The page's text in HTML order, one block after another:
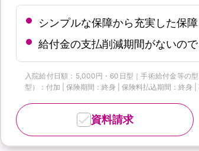
シンプルな保障から充実した保
給付金の支払削減期間がないの
入院給付日額：5,000円・60日型｜手術給付金等の
型）：付加 | 保険期間：終身 | 保険料払込期間：終
資料請求